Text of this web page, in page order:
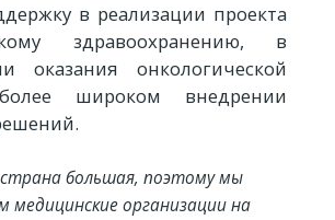
в реализации проекта
здравоохранению, в
оказания онкологической
широком внедрении
страна большая, поэтому мы
медицинские организации на